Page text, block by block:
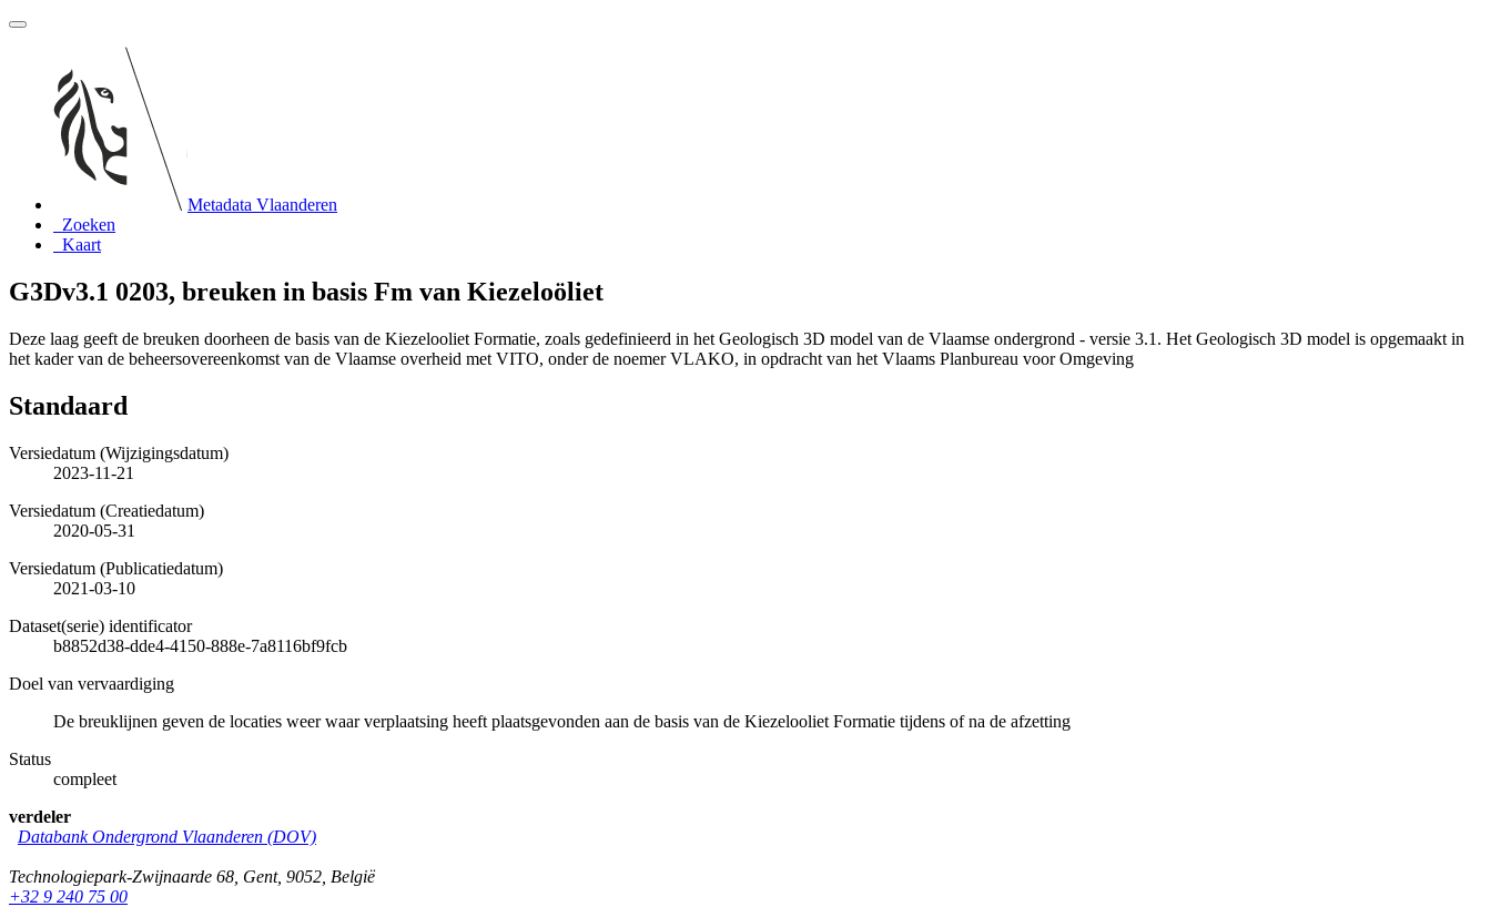
Metadata Vlaanderen
Zoeken
Kaart
G3Dv3.1 0203, breuken in basis Fm van Kiezeloöliet
Deze laag geeft de breuken doorheen de basis van de Kiezelooliet Formatie, zoals gedefinieerd in het Geologisch 3D model van de Vlaamse ondergrond - versie 3.1. Het Geologisch 3D model is opgemaakt in
het kader van de beheersovereenkomst van de Vlaamse overheid met VITO, onder de noemer VLAKO, in opdracht van het Vlaams Planbureau voor Omgeving
Standaard
Versiedatum (Wijzigingsdatum)
2023-11-21
Versiedatum (Creatiedatum)
2020-05-31
Versiedatum (Publicatiedatum)
2021-03-10
Dataset(serie) identificator
b8852d38-dde4-4150-888e-7a8116bf9fcb
Doel van vervaardiging
De breuklijnen geven de locaties weer waar verplaatsing heeft plaatsgevonden aan de basis van de Kiezelooliet Formatie tijdens of na de afzetting
Status
compleet
verdeler
Databank Ondergrond Vlaanderen (DOV)
Technologiepark-Zwijnaarde 68 Gent, 9052 België
+32 9 240 75 00